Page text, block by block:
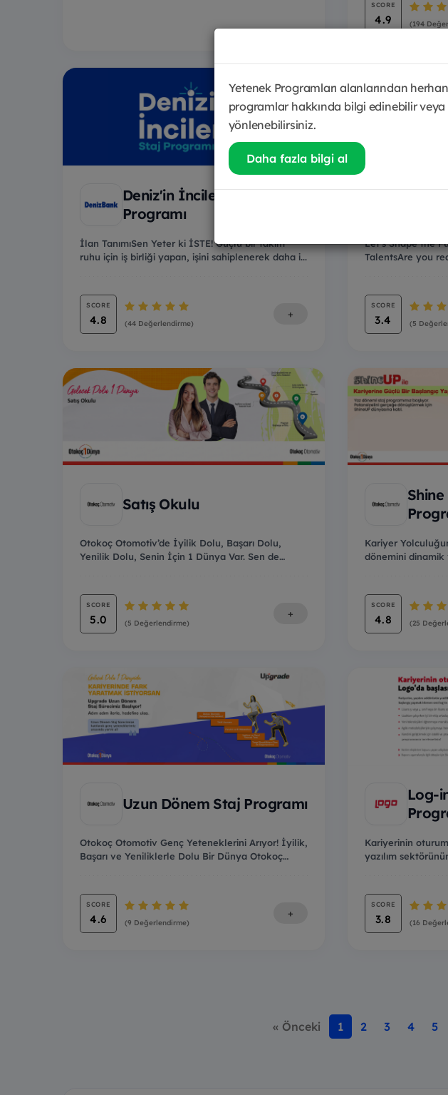
SCORE
4.9 (194
Deniz'in İncileri Plus Staj
Programı
İlan TanımıSen Yeter ki İSTE! Güçlü bir takım
ruhu için iş birliği yapan, işini sahiplenerek daha i...
SCORE
4.8 (44 Değerlendirme)
+
Let’s
Let's Shape the
TalentsAre you
SCORE
3.4 (5
Satış Okulu
Otokoç Otomotiv’de İyilik Dolu, Başarı Dolu,
Yenilik Dolu, Senin İçin 1 Dünya Var. Sen de
SCORE
5.0 (5 Değerlendirme)
+
Kariyer
dönemini
SCORE
4.8 (25
Uzun Dönem Staj Programı
Otokoç Otomotiv Genç Yeteneklerini Arıyor! İyilik,
Başarı ve Yeniliklerle Dolu Bir Dünya Otokoç
SCORE
4.6 (9 Değerlendirme)
+
Log-
Kariyerinin oturumu
yazılım
SCORE
3.8 (16
« Önceki 1 2 3 4 5
Yetenek Programları alanlarından
programlar hakkında bilgi edinebilir
yönlenebilirsiniz.
Daha fazla bilgi al